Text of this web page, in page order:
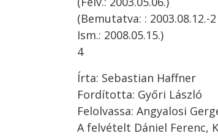
(Bemutatva: : 2003.08.12.-
Ism.: 2008.05.15.)
4
Írta: Sebastian Haffner
Fordította: Győri László
Felolvassa: Angyalosi
A felvételt Dániel Ferenc,